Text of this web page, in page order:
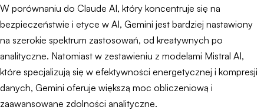
W porównaniu do Claude AI, który koncentruje się na
bezpieczeństwie i etyce w AI, Gemini jest bardziej nastawiony
na szerokie spektrum zastosowań, od kreatywnych po
analityczne. Natomiast w zestawieniu z modelami Mistral AI,
które specjalizują się w efektywności energetycznej i kompresji
danych, Gemini oferuje większą moc obliczeniową i
zaawansowane zdolności analityczne.